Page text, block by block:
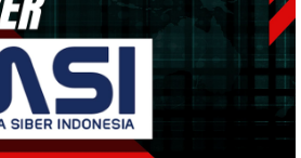
Nasional